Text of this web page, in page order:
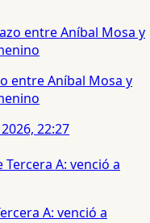
entre Aníbal Mosa y
22:27
A: venció a